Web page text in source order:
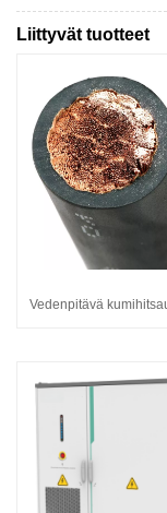
Liittyvät tuotteet
Vedenpitävä